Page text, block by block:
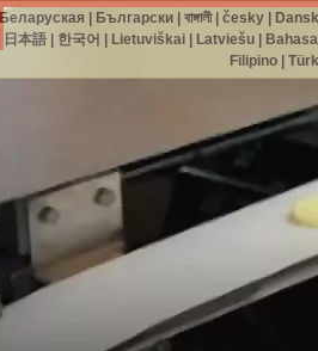
Беларуская Български |বাঙ্গালী|česky
日本語| 한국어 Lietuviškai| Latviešu|
Filipino|